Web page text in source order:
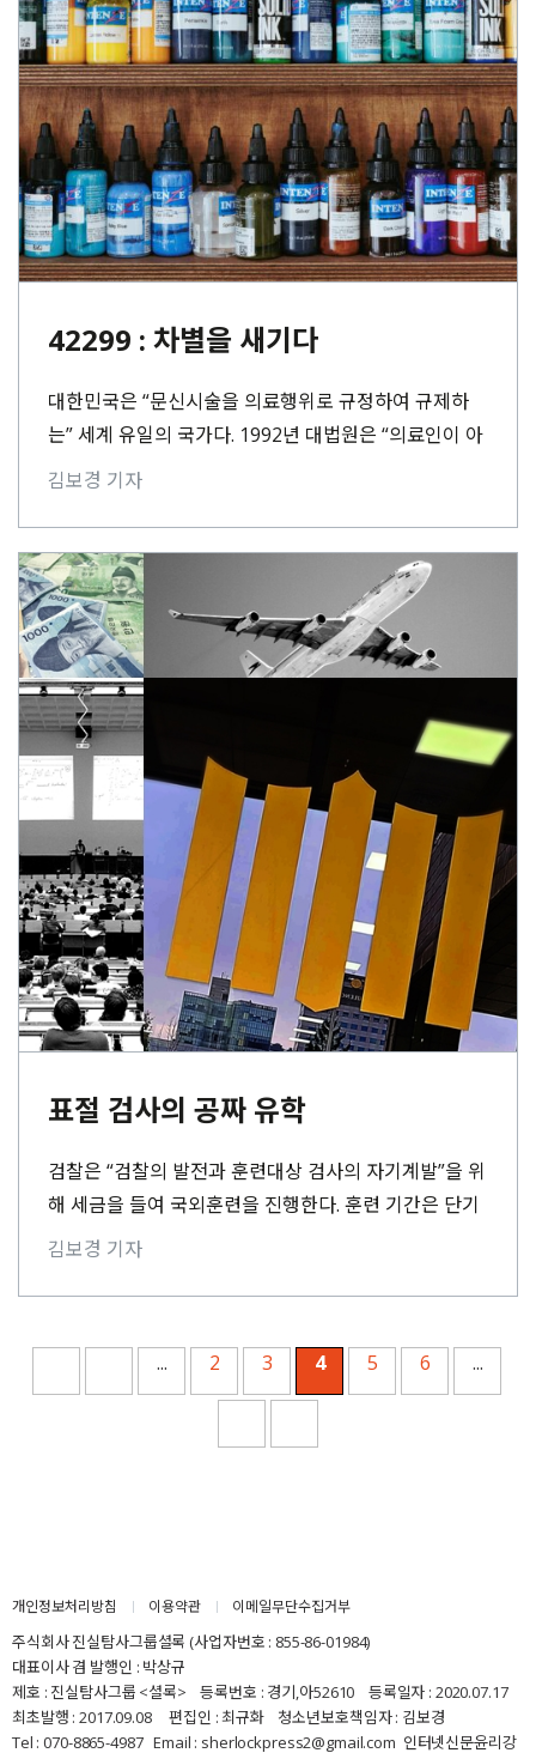
42299 : 차별을 새기다
대한민국은 “문신시술을 의료행위로 규정하여 규제하
는” 세계 유일의 국가다. 1992년 대법원은 “의료인이 아
닌 사람의 타투 시술은 불법”이라고 판단했다. 대한민국
김보경 기자
표절 검사의 공짜 유학
검찰은 “검찰의 발전과 훈련대상 검사의 자기계발”을 위
해 세금을 들여 국외훈련을 진행한다. 훈련 기간은 단기
6개월에서 장기 1년(최대 1년 6개월)을 원칙으로⋯
김보경 기자
Page
of
... 2 3 4 5 6 ...
개인정보처리방침 이용약관 이메일무단수집거부
주식회사 진실탐사그룹셜록 (사업자번호 : 855-86-01984)
대표이사 겸 발행인 : 박상규
제호 : 진실탐사그룹 <셜록> 등록번호 : 경기,아52610 등록일자 : 2020.07.17
최초발행 : 2017.09.08 편집인 : 최규화 청소년보호책임자 : 김보경
Tel : 070-8865-4987 Email : sherlockpress2@gmail.com 인터넷신문윤리강